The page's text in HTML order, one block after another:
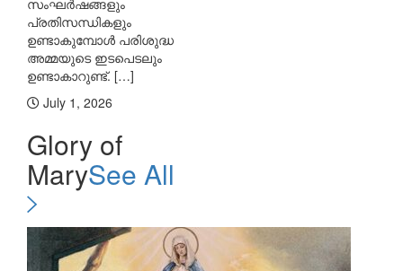
പ്രതിസന്ധികളും
ഉണ്ടാകുമ്പോള്‍ പരിശുദ്ധ
അമ്മയുടെ ഇടപെടലും
ഉണ്ടാകാറുണ്ട്. […]
July 1, 2026
Glory of
MarySee All